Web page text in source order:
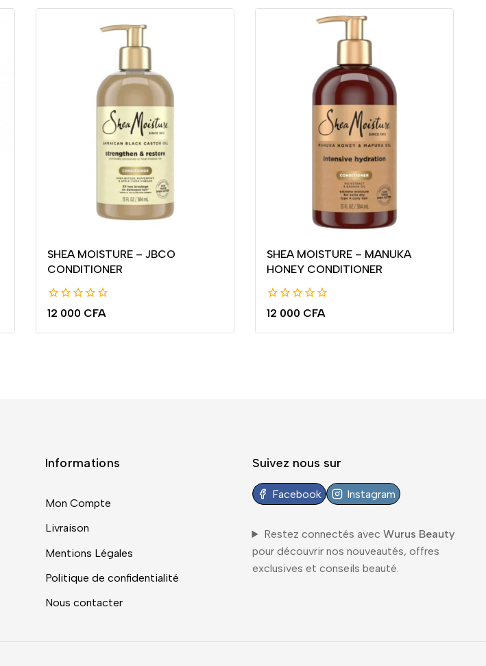
SHEA MOISTURE – JBCO
CONDITIONER
0
5
12 000 CFA
SHEA MOISTURE – MANUKA
HONEY CONDITIONER
0
5
12 000 CFA
Informations
Mon Compte
Livraison
Mentions Légales
Politique de confidentialité
Nous contacter
Suivez nous sur
Facebook Instagram
Restez connectés avec Wurus Beauty
pour découvrir nos nouveautés, offres
exclusives et conseils beauté.